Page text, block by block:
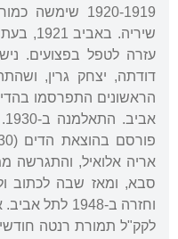
1920-1919
שיריה.
עזרה לטפל בפצועים.
סבא, ומאז שבה לכתוב
וחזרה ב-1948